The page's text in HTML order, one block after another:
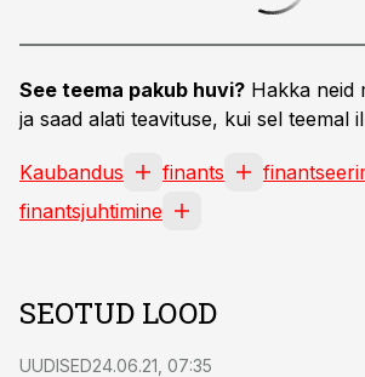
See teema pakub huvi? Hakka neid
ja saad alati teavituse, kui sel teemal
Kaubandus finants
finantsjuhtimine
SEOTUD LOOD
UUDISED24.06.21, 07:35